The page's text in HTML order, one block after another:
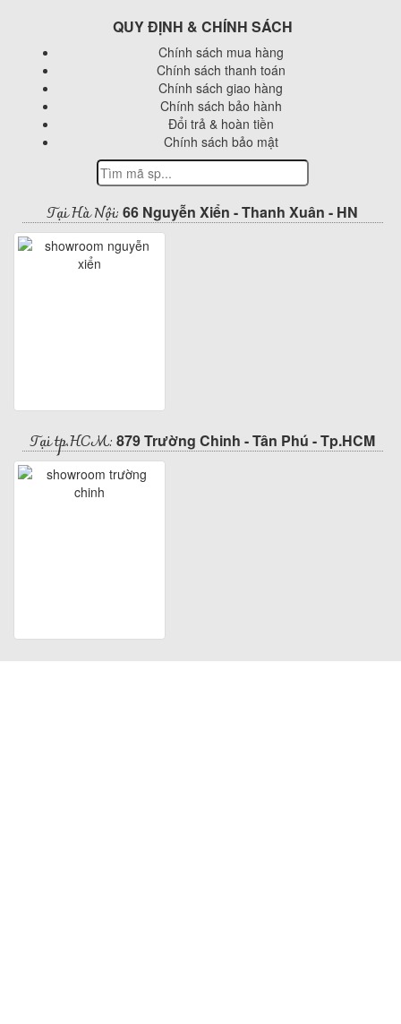
QUY ĐỊNH & CHÍNH SÁCH
Chính sách mua hàng
Chính sách thanh toán
Chính sách giao hàng
Chính sách bảo hành
Đổi trả & hoàn tiền
Chính sách bảo mật
Tại Hà Nội: 66 Nguyễn Xiển - Thanh Xuân - HN
Tại tp.HCM: 879 Trường Chinh - Tân Phú - Tp.HCM